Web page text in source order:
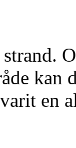
kan
en